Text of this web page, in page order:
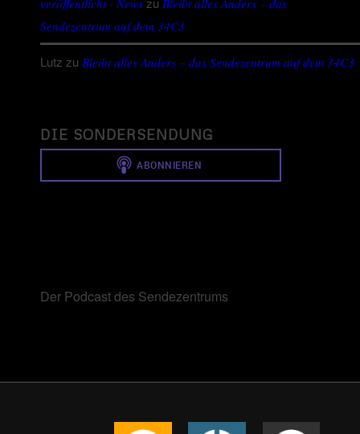
veröffentlicht - News
Bleibt alles Anders – das
Sendezentrum auf dem 34C3
Lutz zu Bleibt alles Anders – das Sendezentrum auf dem 34C3
DIE SONDERSENDUNG
Der Podcast des Sendezentrums